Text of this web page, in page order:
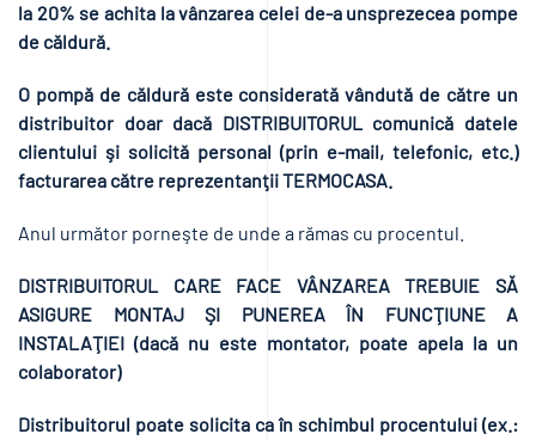
la 20% se achita la vânzarea celei de-a unsprezecea pompe
de căldură.
O pompă de căldură este considerată vândută de către un
distribuitor doar dacă DISTRIBUITORUL comunică datele
clientului şi solicită personal (prin e-mail, telefonic, etc.)
facturarea către reprezentanţii TERMOCASA.
Anul următor porneşte de unde a rămas cu procentul.
DISTRIBUITORUL CARE FACE VÂNZAREA TREBUIE SĂ
ASIGURE MONTAJ ŞI PUNEREA ÎN FUNCŢIUNE A
INSTALAŢIEI (dacă nu este montator, poate apela la un
colaborator)
Distribuitorul poate solicita ca în schimbul procentului (ex.: